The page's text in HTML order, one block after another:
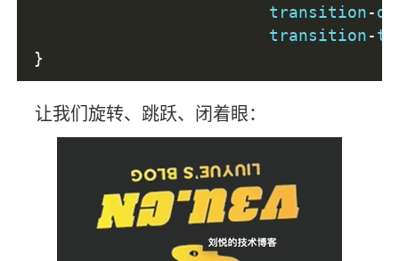
			transition
-
			transition
-
}
让我们旋转、跳跃、闭着眼：